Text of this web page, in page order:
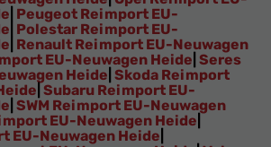
Peugeot Reimport EU-
Polestar Reimport EU-
Renault Reimport EU-Neuwagen
EU-Neuwagen Heide Seres
Heide Skoda Reimport
Subaru Reimport EU-
SWM Reimport EU-Neuwagen
EU-Neuwagen Heide
EU-Neuwagen Heide